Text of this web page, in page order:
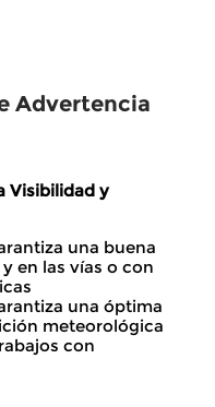
Advertencia
Visibilidad y
una buena
en las vías o con
una óptima
meteorológica
con